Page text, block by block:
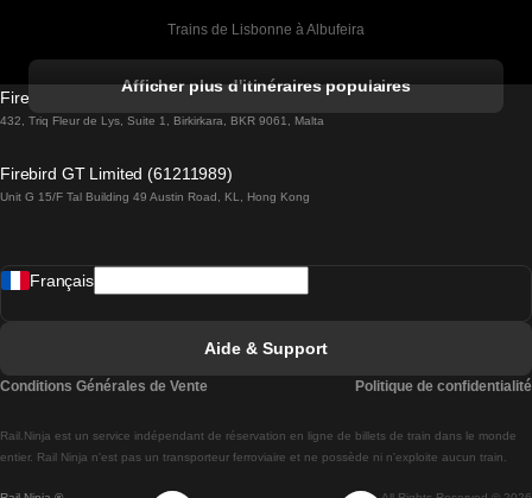
Trains de Lisbonne à Albufeira
Trains de Lisbonne à Lagos
Trains de Lisbonne à Madrid
Trains de Lisbonne à Braga
Afficher plus d'itinéraires populaires
Firebird GT Limited (OC 1451)
432, Triq Fleur de Lys, Suite 1, Birkirkara, BKR 9061, Malta
Firebird GT Limited (61211989)
Unit G 15/F Tal Building 49 Austin Road, KL, Hong Kong
Rail.Ninja est un service indépendant de réservation en ligne de billets de train dans le monde
entier. Rail Ninja n'est pas un transporteur ferroviaire et ne possède ni n'exploite aucun train.
Français
Aide & Support
Conditions Générales de Vente Politique de confidentialité